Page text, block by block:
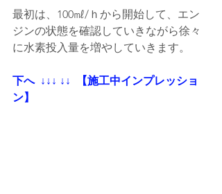
最初は、100㎖/ｈから開始して、エン
ジンの状態を確認していきながら徐々
に水素投入量を増やしていきます。
下へ  ↓↓↓ ↓↓  【施工中インプレッショ
ン】